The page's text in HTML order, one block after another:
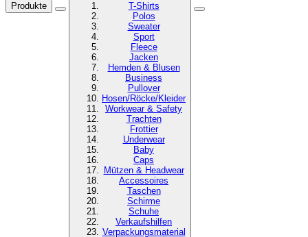
Produkte
T-Shirts
Polos
Sweater
Sport
Fleece
Jacken
Hemden & Blusen
Business
Pullover
Hosen/Röcke/Kleider
Workwear & Safety
Trachten
Frottier
Underwear
Baby
Caps
Mützen & Headwear
Accessoires
Taschen
Schirme
Schuhe
Verkaufshilfen
Verpackungsmaterial